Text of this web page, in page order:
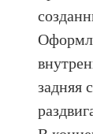
задняя